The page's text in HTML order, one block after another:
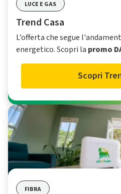
LUCE E GAS
Trend Casa
L’offerta che segue
energetico. Scopri la promo
Scopri
FIBRA